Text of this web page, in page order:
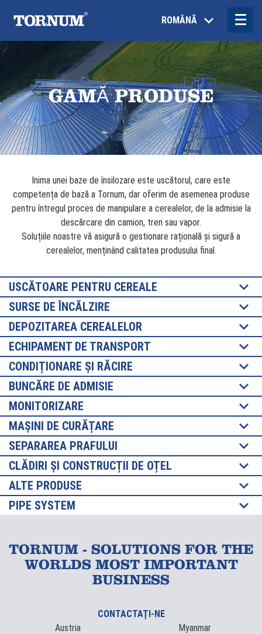
ROMÂNĂ
GAMĂ PRODUSE
Inima unei baze de însilozare este uscătorul, care este
competența de bază a Tornum, dar oferim de asemenea produse
pentru întregul proces de manipulare a cerealelor, de la admisie la
descărcare din camion, tren sau vapor.
Soluțiile noastre vă asigură o gestionare rațională și sigură a
cerealelor, menținând calitatea produsului final.
USCĂTOARE PENTRU CEREALE
SURSE DE ÎNCĂLZIRE
DEPOZITAREA CEREALELOR
ECHIPAMENT DE TRANSPORT
CONDIȚIONARE ȘI RĂCIRE
BUNCĂRE DE ADMISIE
MONITORIZARE
MAȘINI DE CURĂȚARE
SEPARAREA PRAFULUI
CLĂDIRI ȘI CONSTRUCȚII DE OȚEL
ALTE PRODUSE
PIPE SYSTEM
TORNUM - SOLUTIONS FOR THE
WORLDS MOST IMPORTANT
BUSINESS
CONTACTAȚI-NE
Austria
Myanmar